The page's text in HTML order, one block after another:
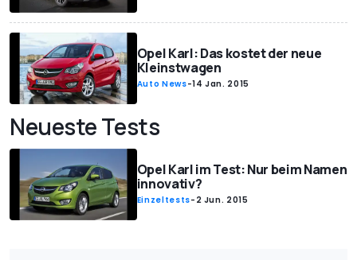
Opel Karl: Das kostet der neue
Kleinstwagen
Auto News-14 Jan. 2015
Neueste Tests
Opel Karl im Test: Nur beim Namen
innovativ?
Einzeltests- 2 Jun. 2015